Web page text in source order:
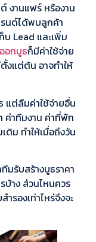
งานแฟร์ หรืองาน
นด์ได้พบลูกค้า
บ Lead และเพิ่ม
ออกบูธก็มีค่าใช้จ่าย
งแต่ต้น อาจทำให้
แต่ลืมค่าใช้จ่ายอื่น
ค่าทีมงาน ค่าที่พัก
ติม ทำให้เมื่อถึงวัน
มรับสร้างบูธราคา
บ้าง ส่วนไหนควร
รองเท่าไหร่จึงจะ